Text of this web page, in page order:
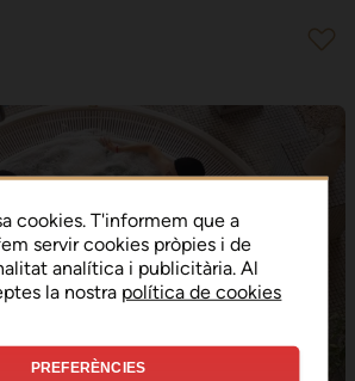
cookies. T'informem que a
servir cookies pròpies i de
analítica i publicitària. Al
la nostra política de cookies
PREFERÈNCIES